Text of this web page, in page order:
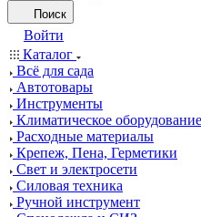
Поиск
Войти
Каталог
Всё для сада
Автотовары
Инструменты
Климатическое оборудование
Расходные материалы
Крепеж, Пена, Герметики
Свет и электросети
Силовая техника
Ручной инструмент